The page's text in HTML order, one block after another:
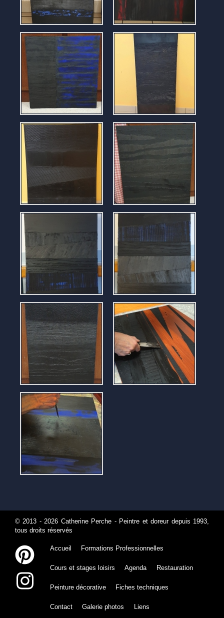
© 2013 - 2026 Catherine Perche - Peintre et doreur depuis 1993,
tous droits réservés
Accueil Formations Professionnelles
Cours et stages loisirs Agenda Restauration
Peinture décorative Fiches techniques
Contact Galerie photos Liens